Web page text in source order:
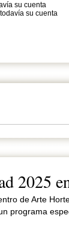
su cuenta
su cuenta
2025
de Arte
programa